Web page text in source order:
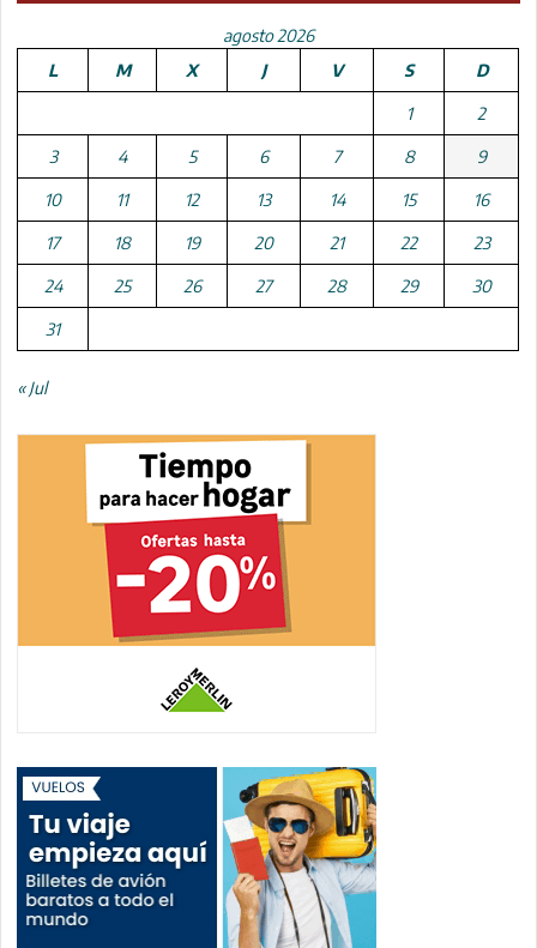
agosto 2026
L
M X J V S D
1 2
3 4 5 6 7 8 9
10 11 12 13 14 15 16
17 18 19 20 21 22 23
24 25 26 27 28 29 30
31
« Jul